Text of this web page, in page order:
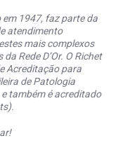
1947, faz parte da
atendimento
mais complexos
Rede D’Or. O Richet
Acreditação para
de Patologia
também é acreditado